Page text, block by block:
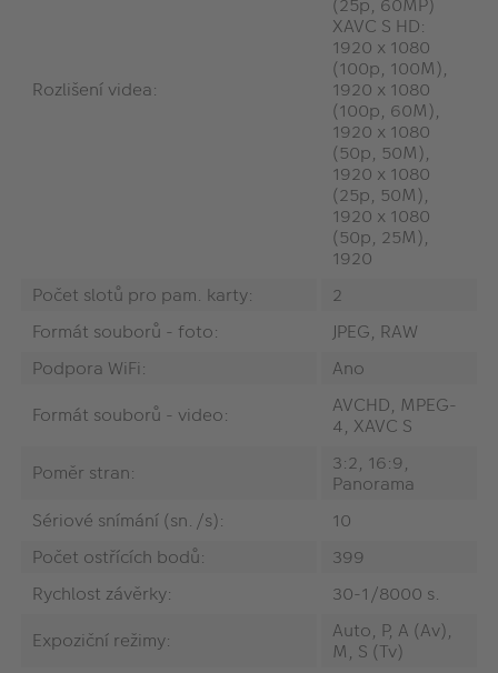
Rozlišení videa:
XAVC S HD:
1920 x 1080
(100p, 100M),
1920 x 1080
(100p, 60M),
1920 x 1080
(50p, 50M),
1920 x 1080
(25p, 50M),
1920 x 1080
(50p, 25M),
1920
Počet slotů pro pam. karty:
2
Formát souborů - foto:
JPEG, RAW
Podpora WiFi:
Ano
Formát souborů - video:
AVCHD, MPEG-
4, XAVC S
Poměr stran:
3:2, 16:9,
Panorama
Sériové snímání (sn./s):
10
Počet ostřících bodů:
399
Rychlost závěrky:
30-1/8000 s.
Expoziční režimy:
Auto, P, A (Av),
M, S (Tv)